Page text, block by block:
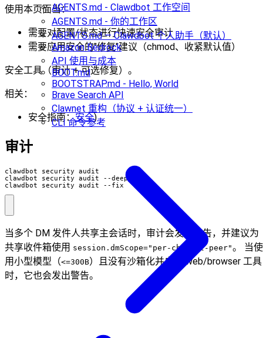
AGENTS.md - Clawdbot 工作空间
AGENTS.md - 你的工作区
AGENTS.md — Clawdbot 个人助手（默认）
Amazon Bedrock
API 使用与成本
BOOT.md
BOOTSTRAP.md - Hello, World
Brave Search API
Clawnet 重构（协议 + 认证统一）
CLI 命令参考
使用本页面当：
需要对配置/状态进行快速安全审计
需要应用安全的"修复"建议（chmod、收紧默认值）
安全工具（审计 + 可选修复）。
相关：
安全指南：安全)
审计
clawdbot security audit --fix
当多个 DM 发件人共享主会话时，审计会发出警告，并建议为
共享收件箱使用 session.dmScope="per-channel-peer"。 当使
用小型模型（<=300B）且没有沙箱化并启用 web/browser 工具
时，它也会发出警告。